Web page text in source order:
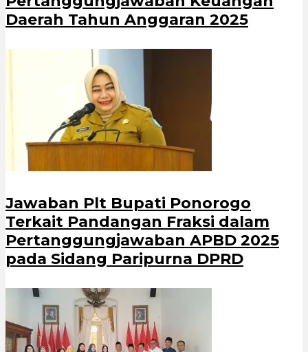
Daerah Tahun Anggaran 2025
Jawaban Plt Bupati Ponorogo
Terkait Pandangan Fraksi dalam
Pertanggungjawaban APBD 2025
pada Sidang Paripurna DPRD